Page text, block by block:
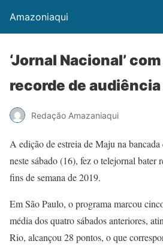
Amazoniaqui
‘Jornal Nacional’
recorde de
Redação Amazaniaqui
A edição de estreia de Maju na bancada
neste sábado (16), fez o telejornal bater
fins de semana de 2019.
Em São Paulo, o programa marcou
média dos quatro sábados anteriores,
Rio, alcançou 28 pontos, o que